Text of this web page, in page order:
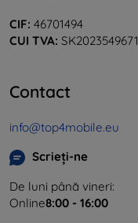
CIF: 46701494
CUI TVA: SK2023549671
Contact
info@top4mobile.eu
Scrieți-ne
De luni până vineri:
Online8:00 - 16:00